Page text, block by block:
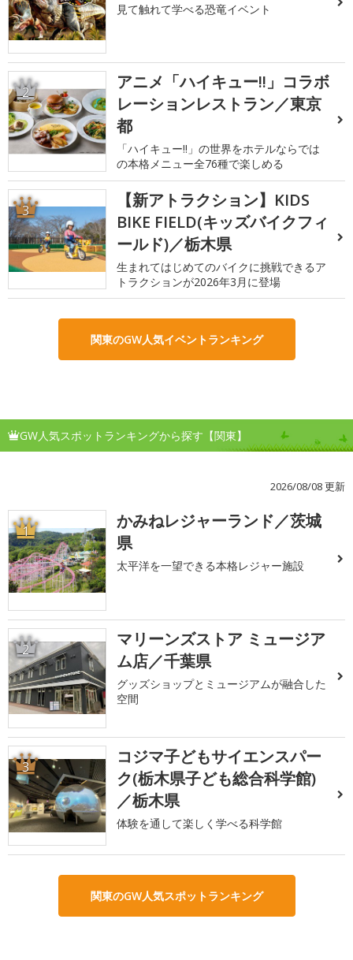
見て触れて学べる恐竜イベント
2
アニメ「ハイキュー!!」コラボ
レーションレストラン／東京
都
「ハイキュー!!」の世界をホテルならでは
の本格メニュー全76種で楽しめる
3
【新アトラクション】KIDS
BIKE FIELD(キッズバイクフィ
ールド)／栃木県
生まれてはじめてのバイクに挑戦できるア
トラクションが2026年3月に登場
関東のGW人気イベントランキング
GW人気スポットランキングから探す【関東】
2026/08/08 更新
1
かみねレジャーランド／茨城
県
太平洋を一望できる本格レジャー施設
2
マリーンズストア ミュージア
ム店／千葉県
グッズショップとミュージアムが融合した
空間
3
コジマ子どもサイエンスパー
ク(栃木県子ども総合科学館)
／栃木県
体験を通して楽しく学べる科学館
関東のGW人気スポットランキング